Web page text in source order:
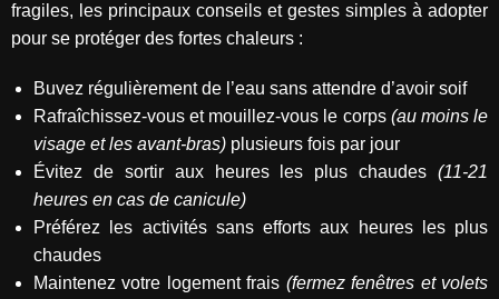
fragiles, les principaux conseils et gestes simples à adopter
pour se protéger des fortes chaleurs :
Buvez régulièrement de l’eau sans attendre d’avoir soif
Rafraîchissez-vous et mouillez-vous le corps (au moins le
visage et les avant-bras) plusieurs fois par jour
Évitez de sortir aux heures les plus chaudes (11-21
heures en cas de canicule)
Préférez les activités sans efforts aux heures les plus
chaudes
Maintenez votre logement frais (fermez fenêtres et volets